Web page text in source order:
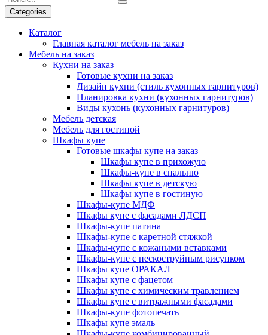
Categories
Каталог
Главная каталог мебель на заказ
Мебель на заказ
Кухни на заказ
Готовые кухни на заказ
Дизайн кухни (стиль кухонных гарнитуров)
Планировка кухни (кухонных гарнитуров)
Виды кухонь (кухонных гарнитуров)
Мебель детская
Мебель для гостиной
Шкафы купе
Готовые шкафы купе на заказ
Шкафы купе в прихожую
Шкафы-купе в спальню
Шкафы купе в детскую
Шкафы купе в гостиную
Шкафы-купе МДФ
Шкафы купе с фасадами ЛДСП
Шкафы-купе патина
Шкафы-купе с каретной стяжкой
Шкафы-купе с кожаными вставками
Шкафы-купе с пескоструйным рисунком
Шкафы купе ОРАКАЛ
Шкафы купе с фацетом
Шкафы купе с химическим травлением
Шкафы купе с витражными фасадами
Шкафы-купе фотопечать
Шкафы купе эмаль